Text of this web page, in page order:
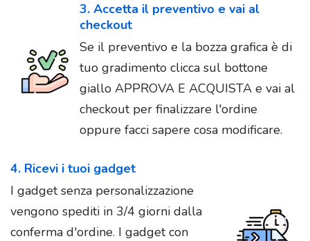
3. Accetta il preventivo e vai al
checkout
Se il preventivo e la bozza grafica è di
tuo gradimento clicca sul bottone
giallo APPROVA E ACQUISTA e vai al
checkout per finalizzare l'ordine
oppure facci sapere cosa modificare.
4. Ricevi i tuoi gadget
I gadget senza personalizzazione
vengono spediti in 3/4 giorni dalla
conferma d'ordine. I gadget con